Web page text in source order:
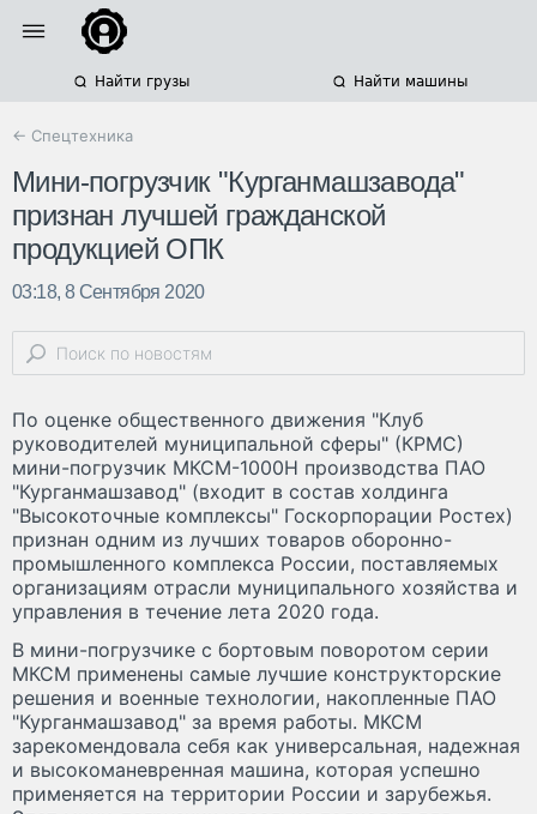
Найти грузы Найти машины
← Спецтехника
Мини-погрузчик "Курганмашзавода"
признан лучшей гражданской
продукцией ОПК
03:18, 8 Сентября 2020
По оценке общественного движения "Клуб
руководителей муниципальной сферы" (КРМС)
мини-погрузчик МКСМ-1000Н производства ПАО
"Курганмашзавод" (входит в состав холдинга
"Высокоточные комплексы" Госкорпорации Ростех)
признан одним из лучших товаров оборонно-
промышленного комплекса России, поставляемых
организациям отрасли муниципального хозяйства и
управления в течение лета 2020 года.
В мини-погрузчике с бортовым поворотом серии
МКСМ применены самые лучшие конструкторские
решения и военные технологии, накопленные ПАО
"Курганмашзавод" за время работы. МКСМ
зарекомендовала себя как универсальная, надежная
и высокоманевренная машина, которая успешно
применяется на территории России и зарубежья.